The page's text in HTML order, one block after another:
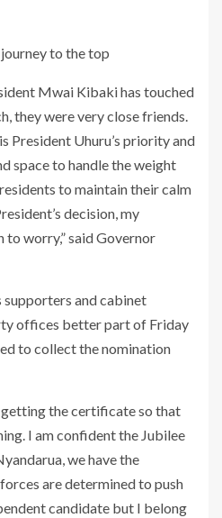
Mwai Kibaki has touched
they were very close friends.
President Uhuru’s priority and
space to handle the weight
to maintain their calm
decision, my
to worry,” said Governor
and cabinet
offices better part of Friday
to collect the nomination
the certificate so that
I am confident the Jubilee
we have the
are determined to push
candidate but I belong